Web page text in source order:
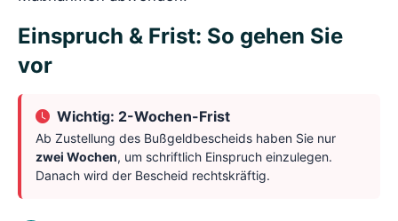
Einspruch & Frist: So gehen Sie
vor
Wichtig: 2-Wochen-Frist
Ab Zustellung des Bußgeldbescheids haben Sie nur
zwei Wochen, um schriftlich Einspruch einzulegen.
Danach wird der Bescheid rechtskräftig.